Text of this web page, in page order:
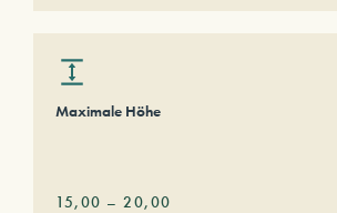
Maximale Höhe
15,00 – 20,00